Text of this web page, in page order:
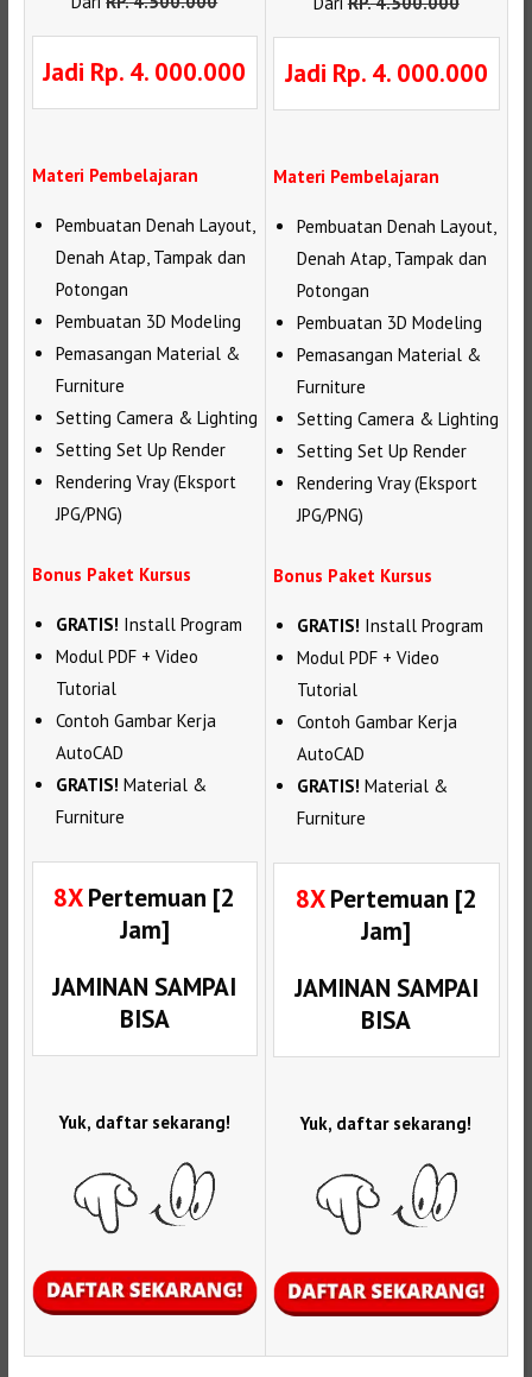
Jadi Rp. 4. 000.000
Materi Pembelajaran
Pembuatan Denah Layout,
Denah Atap, Tampak dan
Potongan
Pembuatan 3D Modeling
Pemasangan Material &
Furniture
Setting Camera & Lighting
Setting Set Up Render
Rendering Vray (Eksport
JPG/PNG)
Bonus Paket Kursus
GRATIS! Install Program
Modul PDF + Video
Tutorial
Contoh Gambar Kerja
AutoCAD
GRATIS! Material &
Furniture
8XPertemuan [2
Jam]
JAMINAN SAMPAI
BISA
Yuk, daftar sekarang!
Jadi Rp. 4. 000.000
Materi Pembelajaran
Pembuatan Denah Layout,
Denah Atap, Tampak dan
Potongan
Pembuatan 3D Modeling
Pemasangan Material &
Furniture
Setting Camera & Lighting
Setting Set Up Render
Rendering Vray (Eksport
JPG/PNG)
Bonus Paket Kursus
GRATIS! Install Program
Modul PDF + Video
Tutorial
Contoh Gambar Kerja
AutoCAD
GRATIS! Material &
Furniture
8XPertemuan [2
Jam]
JAMINAN SAMPAI
BISA
Yuk, daftar sekarang!